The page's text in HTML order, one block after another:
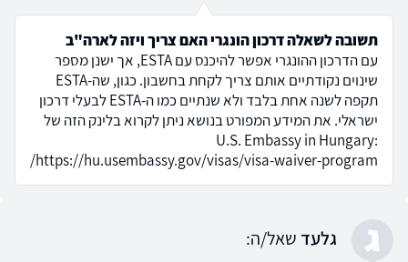
תשובה לשאלה דרכון הונגרי האם צריך ויזה לארה"ב
עם הדרכון ההונגרי אפשר להיכנס עם ESTA, אך ישנן מספר
שינוים נקודתיים אותם צריך לקחת בחשבון. כגון, שה-ESTA
תקפה לשנה אחת בלבד ולא שנתיים כמו ה-ESTA לבעלי דרכון
ישראלי. את המידע המפורט בנושא ניתן לקרוא בלינק הזה של
U.S. Embassy in Hungary:
https://hu.usembassy.gov/visas/visa-waiver-program/
ג גלעד שאל/ה: